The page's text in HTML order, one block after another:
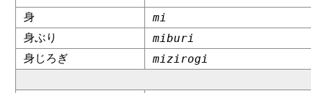
身 mi
身ぶり miburi
身じろぎ mizirogi